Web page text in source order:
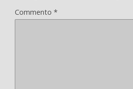
Commento *